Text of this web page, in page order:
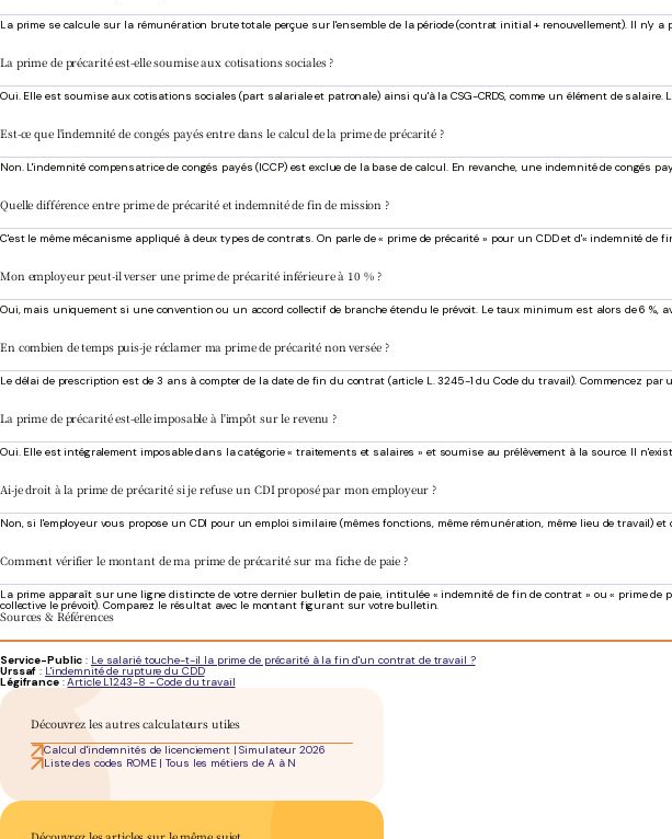
La prime se calcule sur la rémunération brute totale perçue sur l'ensemble de la période (contrat initial + renouvellement). Il n'y
La prime de précarité est-elle soumise aux cotisations sociales ?
Oui. Elle est soumise aux cotisations sociales (part salariale et patronale) ainsi qu'à la CSG-CRDS, comme un élément de
Est-ce que l'indemnité de congés payés entre dans le calcul de la prime de précarité ?
Non. L'indemnité compensatrice de congés payés (ICCP) est exclue de la base de calcul. En revanche, une indemnité de congés
Quelle différence entre prime de précarité et indemnité de fin de mission ?
C'est le même mécanisme appliqué à deux types de contrats. On parle de « prime de précarité » pour un CDD et d'« indemnité
Mon employeur peut-il verser une prime de précarité inférieure à 10 % ?
Oui, mais uniquement si une convention ou un accord collectif de branche étendu le prévoit. Le taux minimum est alors de 6
En combien de temps puis-je réclamer ma prime de précarité non versée ?
Le délai de prescription est de 3 ans à compter de la date de fin du contrat (article L. 3245-1 du Code du travail). Commencez
La prime de précarité est-elle imposable à l'impôt sur le revenu ?
Oui. Elle est intégralement imposable dans la catégorie « traitements et salaires » et soumise au prélèvement à la source. Il
Ai-je droit à la prime de précarité si je refuse un CDI proposé par mon employeur ?
Non, si l'employeur vous propose un CDI pour un emploi similaire (mêmes fonctions, même rémunération, même lieu de travail)
Comment vérifier le montant de ma prime de précarité sur ma fiche de paie ?
La prime apparaît sur une ligne distincte de votre dernier bulletin de paie, intitulée « indemnité de fin de contrat » ou « prime de
collective le prévoit). Comparez le résultat avec le montant figurant sur votre bulletin.
Sources & Références
Service-Public : Le salarié touche-t-il la prime de précarité à la fin d'un contrat de travail ?
Urssaf : L'indemnité de rupture du CDD
Légifrance:Article L1243-8 - Code du travail
Découvrez les autres calculateurs utiles
Calcul d'indemnités de licenciement | Simulateur 2026
Liste des codes ROME | Tous les métiers de A à N